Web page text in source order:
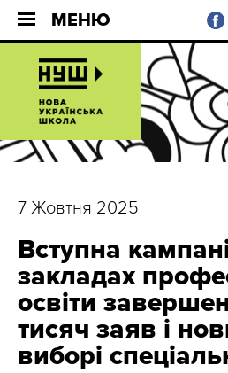
МЕНЮ
7 Жовтня 2025
Вступна
закладах
освіти
тисяч заяв і
виборі